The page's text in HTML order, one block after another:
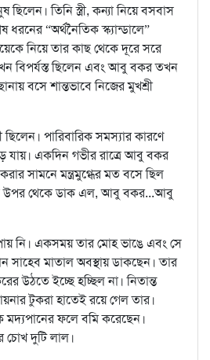
তিনি স্ত্রী, কন্যা নিয়ে বসবাস
“অর্থনৈতিক স্ক্যান্ডালে”
নিয়ে তার কাছ থেকে দূরে সরে
বিপর্যস্ত ছিলেন এবং আবু বকর তখন
বসে শান্তভাবে নিজের মুখশ্রী
পারিবারিক সমস্যার কারণে
যায়। একদিন গভীর রাত্রে আবু বকর
সামনে মন্ত্রমুগ্ধের মত বসে ছিল
উপর থেকে ডাক এল, আবু বকর...আবু
নি। একসময় তার মোহ ভাঙে এবং সে
সাহেব মাতাল অবস্থায় ডাকছেন। তার
উঠতে ইচ্ছে হচ্ছিল না। নিতান্ত
টুকরা হাতেই রয়ে গেল তার।
মদ্যপানের ফলে বমি করেছেন।
চোখ দুটি লাল।